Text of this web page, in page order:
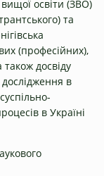
освіти (ЗВО)
та
(професійних),
також досвіду
в
в Україні